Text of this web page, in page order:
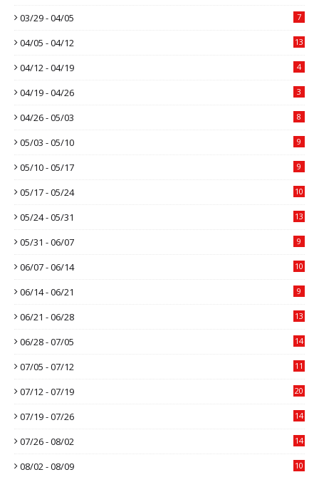
03/29 - 04/05 7
04/05 - 04/12 13
04/12 - 04/19 4
04/19 - 04/26 3
04/26 - 05/03 8
05/03 - 05/10 9
05/10 - 05/17 9
05/17 - 05/24 10
05/24 - 05/31 13
05/31 - 06/07 9
06/07 - 06/14 10
06/14 - 06/21 9
06/21 - 06/28 13
06/28 - 07/05 14
07/05 - 07/12 11
07/12 - 07/19 20
07/19 - 07/26 14
07/26 - 08/02 14
08/02 - 08/09 10